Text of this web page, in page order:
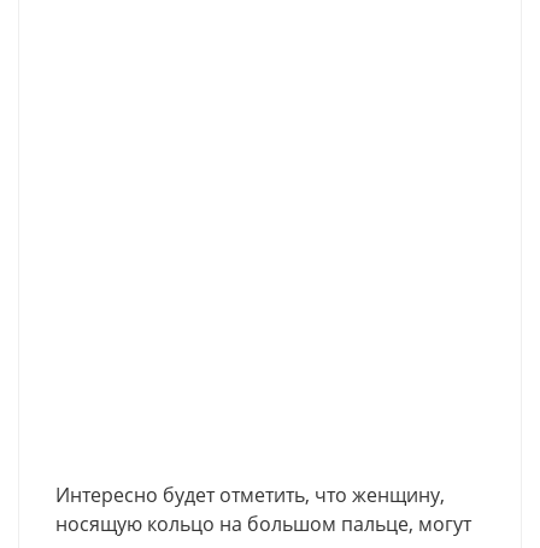
Интересно будет отметить, что женщину,
носящую кольцо на большом пальце, могут